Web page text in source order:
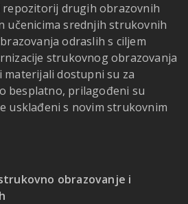
repozitorij drugih obrazovnih
učenicima srednjih strukovnih
odraslih s ciljem
strukovnog obrazovanja
materijali dostupni su za
besplatno, prilagođeni su
usklađeni s novim strukovnim
obrazovanje i